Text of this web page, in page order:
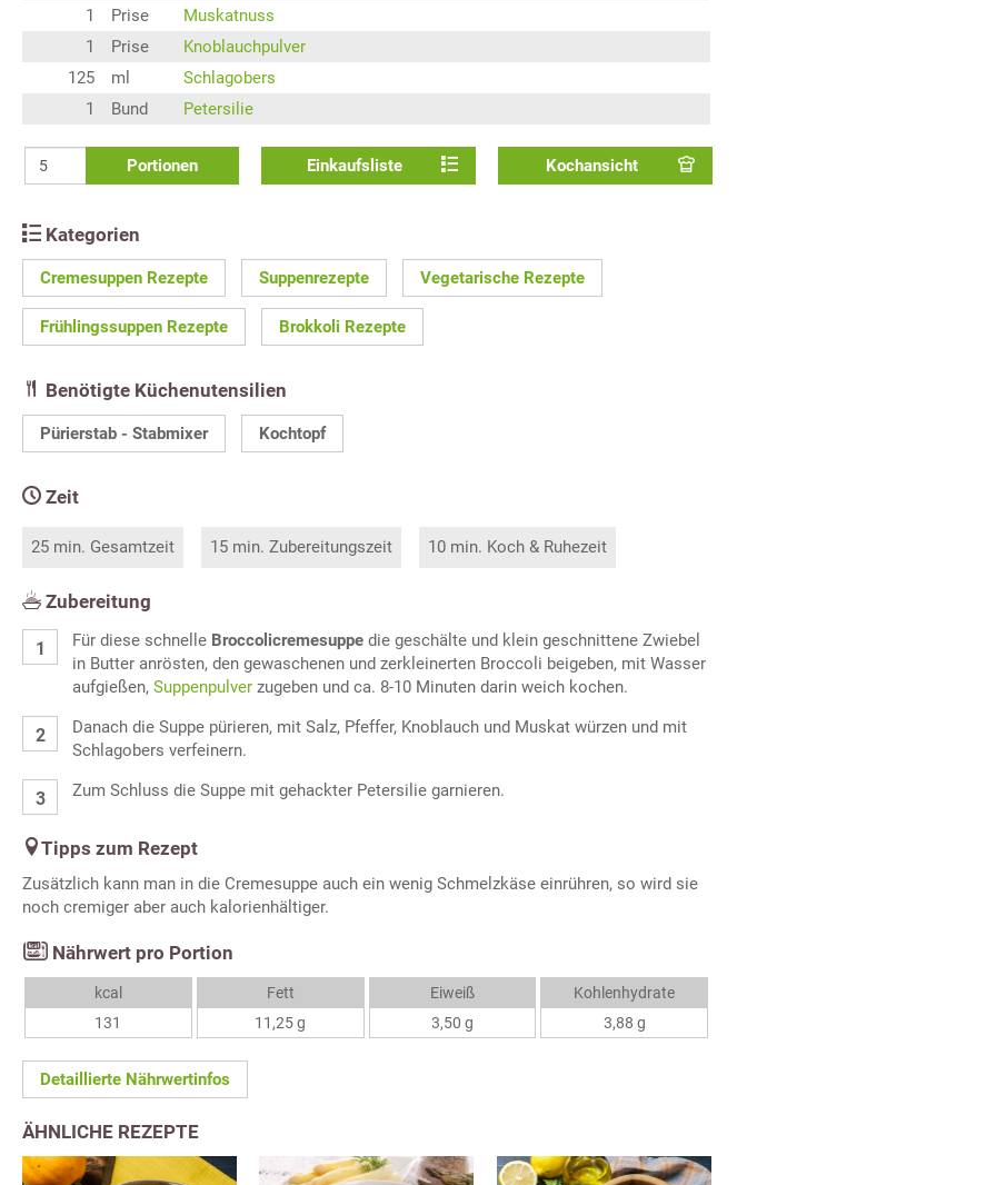
1
Prise
Muskatnuss
1
Prise
Knoblauchpulver
125
ml
Schlagobers
1
Bund Petersilie
Portionen Einkaufsliste Kochansicht
Kategorien
Cremesuppen Rezepte Suppenrezepte Vegetarische Rezepte
Frühlingssuppen Rezepte Brokkoli Rezepte
Benötigte Küchenutensilien
Pürierstab - Stabmixer Kochtopf
Zeit
25 min. Gesamtzeit 15 min. Zubereitungszeit 10 min. Koch & Ruhezeit
Zubereitung
Für diese schnelle Broccolicremesuppe die geschälte und klein geschnittene Zwiebel
in Butter anrösten, den gewaschenen und zerkleinerten Broccoli beigeben, mit Wasser
aufgießen, Suppenpulver zugeben und ca. 8-10 Minuten darin weich kochen.
Danach die Suppe pürieren, mit Salz, Pfeffer, Knoblauch und Muskat würzen und mit
Schlagobers verfeinern.
Zum Schluss die Suppe mit gehackter Petersilie garnieren.
Tipps zum Rezept
Zusätzlich kann man in die Cremesuppe auch ein wenig Schmelzkäse einrühren, so wird sie
noch cremiger aber auch kalorienhältiger.
Nährwert pro Portion
kcal
131
Fett
11,25 g
Eiweiß
3,50 g
Kohlenhydrate
3,88 g
Detaillierte Nährwertinfos
ÄHNLICHE REZEPTE